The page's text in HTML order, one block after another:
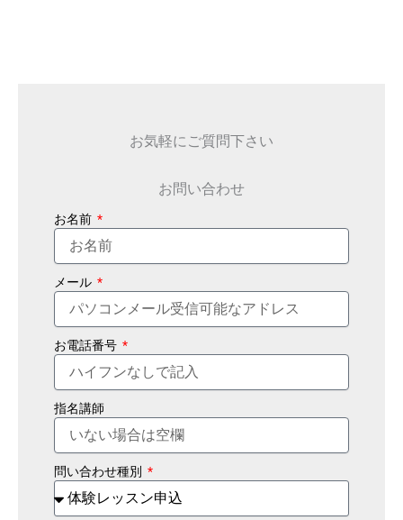
お気軽にご質問下さい
お問い合わせ
お名前
メール
お電話番号
指名講師
問い合わせ種別